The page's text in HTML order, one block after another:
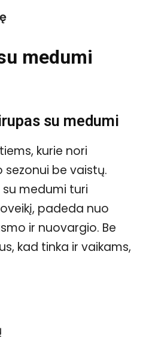
medumi
su medumi
kurie nori
be vaistų.
medumi turi
padeda nuo
ir nuovargio. Be
kad tinka ir vaikams,